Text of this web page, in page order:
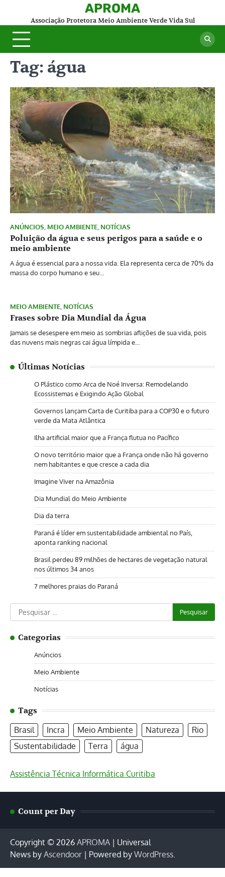
content
APROMA
Associação Protetora Meio Ambiente Verde Vida Sul
Tag: água
ANÚNCIOS MEIO AMBIENTE NOTÍCIAS
Poluição da água e seus perigos para a saúde e o
meio ambiente
A água é essencial para a nossa vida. Ela representa cerca de 70% da
massa do corpo humano e seu…
MEIO AMBIENTE NOTÍCIAS
Frases sobre Dia Mundial da Água
Jamais se desespere em meio as sombrias aflições de sua vida, pois
das nuvens mais negras cai água límpida e…
Últimas Notícias
O Plástico como Arca de Noé Inversa: Remodelando
Ecossistemas e Exigindo Ação Global
Governos lançam Carta de Curitiba para a COP30 e o futuro
verde da Mata Atlântica
Ilha artificial maior que a França flutua no Pacífico
O novo território maior que a França onde não há governo
nem habitantes e que cresce a cada dia
Imagine Viver na Amazônia
Dia Mundial do Meio Ambiente
Dia da terra
Paraná é líder em sustentabilidade ambiental no País,
aponta ranking nacional
Brasil perdeu 89 milhões de hectares de vegetação natural
nos últimos 34 anos
7 melhores praias do Paraná
Pesquisar
por:
Categorias
Anúncios
Meio Ambiente
Notícias
Tags
Brasil
Incra Meio Ambiente Natureza
Rio
Sustentabilidade
Terra água
Assistência Técnica Informática Curitiba
Count per Day
Copyright © 2026 APROMA | Universal
News by Ascendoor | Powered by WordPress